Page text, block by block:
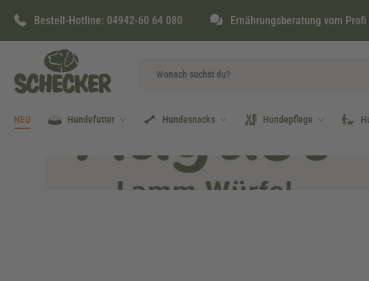
Zur Hauptnavigation springen
Bestell-Hotline: 04942-60 64 080 Ernährungsberatung vom Profi
NEU Hundefutter Hundesnacks Hundepflege